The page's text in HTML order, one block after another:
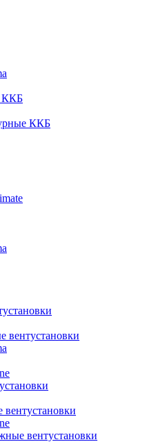
ККБ
ККБ
вентустановки
вентустановки